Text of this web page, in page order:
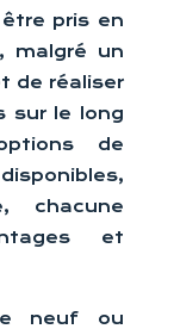
pris en
malgré un
de réaliser
sur le long
de
chacune
et
neuf ou